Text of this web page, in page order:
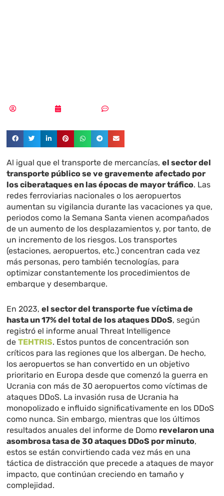
Al igual que el transporte de mercancías,el sector del
transporte público se ve gravemente afectado por
los ciberataques en las épocas de mayor tráfico. Las
redes ferroviarias nacionales o los aeropuertos
aumentan su vigilancia durante las vacaciones ya que,
periodos como la Semana Santa vienen acompañados
de un aumento de los desplazamientos y, por tanto, de
un incremento de los riesgos. Los transportes
(estaciones, aeropuertos, etc.) concentran cada vez
más personas, pero también tecnologías, para
optimizar constantemente los procedimientos de
embarque y desembarque.
En 2023,el sector del transporte fue víctima de
hasta un 17% del total de los ataques DDoS, según
registró el informe anual Threat Intelligence
deTEHTRIS. Estos puntos de concentración son
críticos para las regiones que los albergan. De hecho,
los aeropuertos se han convertido en un objetivo
prioritario en Europa desde que comenzó la guerra en
Ucrania con más de 30 aeropuertos como víctimas de
ataques DDoS. La invasión rusa de Ucrania ha
monopolizado e influido significativamente en los DDoS
como nunca. Sin embargo, mientras que los últimos
resultados anuales del informe de Domo revelaron una
asombrosa tasa de 30 ataques DDoS por minuto,
estos se están convirtiendo cada vez más en una
táctica de distracción que precede a ataques de mayor
impacto, que continúan creciendo en tamaño y
complejidad.